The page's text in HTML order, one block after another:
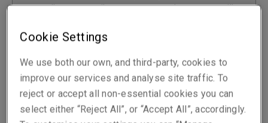
d’assurance, il sera en mesure de vous conseiller.
Vos coordonnées
Cookie Settings
We use both our own, and third-party, cookies to
improve our services and analyse site traffic. To
reject or accept all non-essential cookies you can
select either “Reject All”, or “Accept All”, accordingly.